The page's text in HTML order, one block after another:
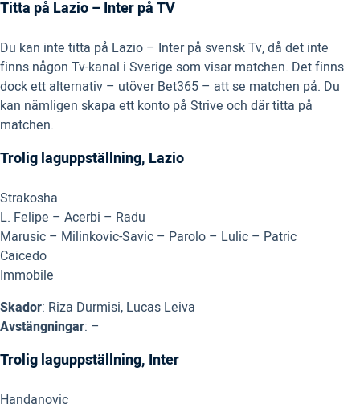
Titta på Lazio – Inter på TV
Du kan inte titta på Lazio – Inter på svensk Tv, då det inte
finns någon Tv-kanal i Sverige som visar matchen. Det finns
dock ett alternativ – utöver Bet365 – att se matchen på. Du
kan nämligen skapa ett konto på Strive och där titta på
matchen.
Trolig laguppställning, Lazio
Strakosha
L. Felipe – Acerbi – Radu
Marusic – Milinkovic-Savic – Parolo – Lulic – Patric
Caicedo
Immobile
Skador: Riza Durmisi, Lucas Leiva
Avstängningar: –
Trolig laguppställning, Inter
Handanovic